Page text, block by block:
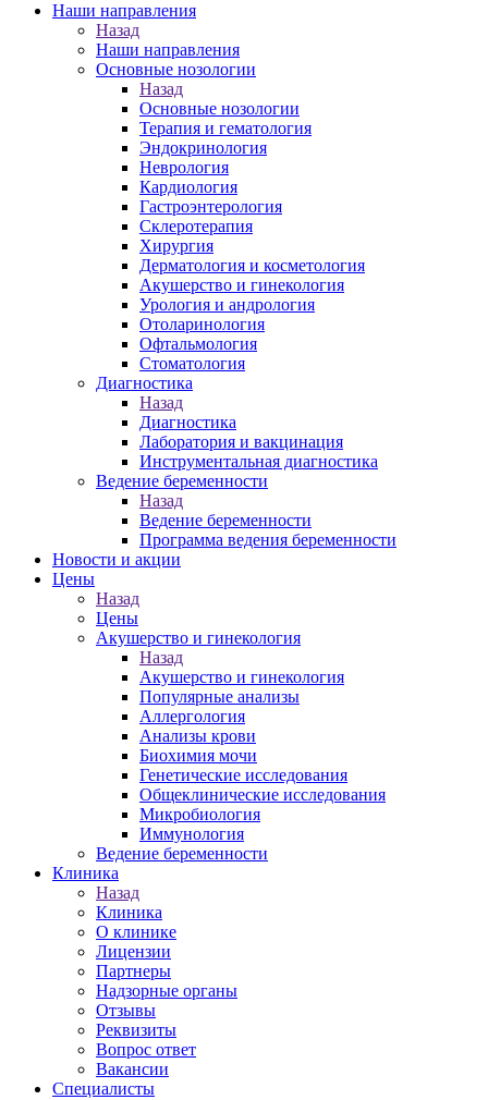
Наши направления
Назад
Наши направления
Основные нозологии
Назад
Основные нозологии
Терапия и гематология
Эндокринология
Неврология
Кардиология
Гастроэнтерология
Склеротерапия
Хирургия
Дерматология и косметология
Акушерство и гинекология
Урология и андрология
Отоларинология
Офтальмология
Стоматология
Диагностика
Назад
Диагностика
Лаборатория и вакцинация
Инструментальная диагностика
Ведение беременности
Назад
Ведение беременности
Программа ведения беременности
Новости и акции
Цены
Назад
Цены
Акушерство и гинекология
Назад
Акушерство и гинекология
Популярные анализы
Аллергология
Анализы крови
Биохимия мочи
Генетические исследования
Общеклинические исследования
Микробиология
Иммунология
Ведение беременности
Клиника
Назад
Клиника
О клинике
Лицензии
Партнеры
Надзорные органы
Отзывы
Реквизиты
Вопрос ответ
Вакансии
Специалисты